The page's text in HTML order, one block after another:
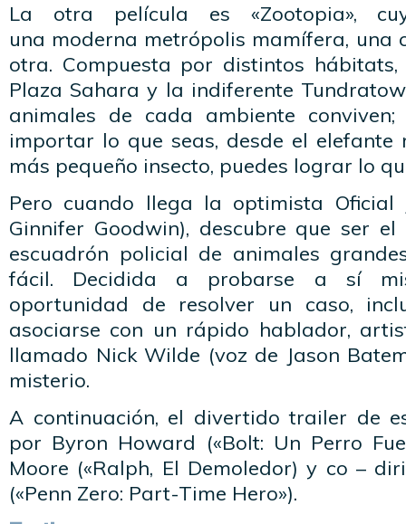
La otra película es «Zootopia»,
una moderna metrópolis mamífera, una
otra. Compuesta por distintos
Plaza Sahara y la indiferente
animales de cada ambiente
importar lo que seas, desde el
más pequeño insecto, puedes lograr lo
Pero cuando llega la optimista Oficial
Ginnifer Goodwin), descubre que ser
escuadrón policial de animales
fácil. Decidida a probarse a sí
oportunidad de resolver un caso,
asociarse con un rápido hablador,
llamado Nick Wilde (voz de Jason
misterio.
A continuación, el divertido trailer de
por Byron Howard («Bolt: Un Perro
Moore («Ralph, El Demoledor) y co –
(«Penn Zero: Part-Time Hero»).